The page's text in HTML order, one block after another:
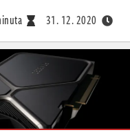
31. 12. 2020